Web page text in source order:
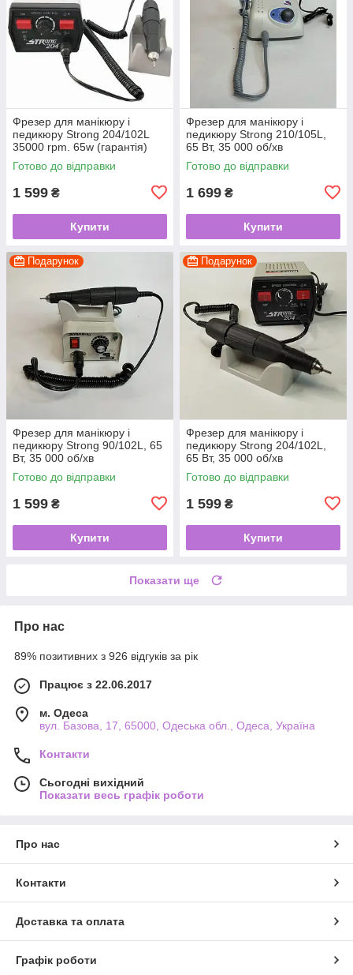
Фрезер для манікюру і
педикюру Strong 204/102L
35000 rpm. 65w (гарантія)
Готово до відправки
1 599 ₴
Купити
Фрезер для манікюру і
педикюру Strong 210/105L,
65 Вт, 35 000 об/хв
Готово до відправки
1 699 ₴
Купити
Подарунок
Фрезер для манікюру і
педикюру Strong 90/102L, 65
Вт, 35 000 об/хв
Готово до відправки
1 599 ₴
Купити
Подарунок
Фрезер для манікюру і
педикюру Strong 204/102L,
65 Вт, 35 000 об/хв
Готово до відправки
1 599 ₴
Купити
Показати ще
Про нас
89% позитивних з 926 відгуків за рік
Працює з 22.06.2017
м. Одеса
вул. Базова, 17, 65000, Одеська обл., Одеса, Україна
Контакти
Сьогодні вихідний
Показати весь графік роботи
Про нас
Контакти
Доставка та оплата
Графік роботи